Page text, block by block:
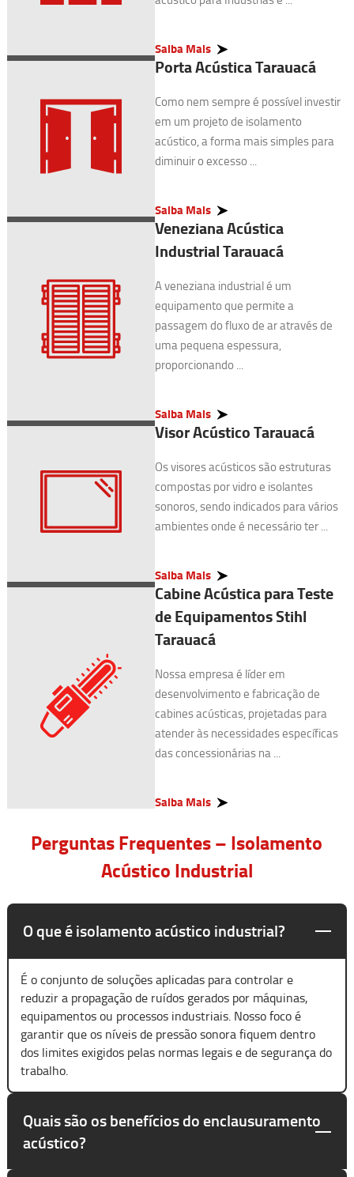
Saiba Mais
Porta Acústica Tarauacá
Como nem sempre é possível investir
em um projeto de isolamento
acústico, a forma mais simples para
diminuir o excesso ...
Saiba Mais
Veneziana Acústica
Industrial Tarauacá
A veneziana industrial é um
equipamento que permite a
passagem do fluxo de ar através de
uma pequena espessura,
proporcionando ...
Saiba Mais
Visor Acústico Tarauacá
Os visores acústicos são estruturas
compostas por vidro e isolantes
sonoros, sendo indicados para vários
ambientes onde é necessário ter ...
Saiba Mais
Cabine Acústica para Teste
de Equipamentos Stihl
Tarauacá
Nossa empresa é líder em
desenvolvimento e fabricação de
cabines acústicas, projetadas para
atender às necessidades específicas
das concessionárias na ...
Saiba Mais
Perguntas Frequentes – Isolamento
Acústico Industrial
O que é isolamento acústico industrial?
É o conjunto de soluções aplicadas para controlar e
reduzir a propagação de ruídos gerados por máquinas,
equipamentos ou processos industriais. Nosso foco é
garantir que os níveis de pressão sonora fiquem dentro
dos limites exigidos pelas normas legais e de segurança do
trabalho.
Quais são os benefícios do enclausuramento
acústico?